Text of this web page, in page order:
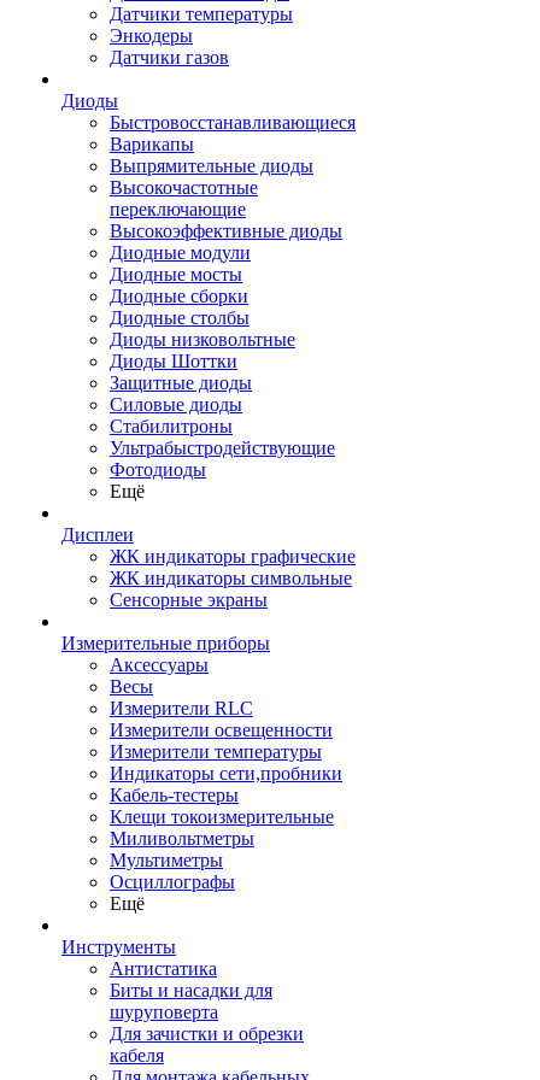
Датчики температуры
Энкодеры
Датчики газов
Диоды
Быстровосстанавливающиеся
Варикапы
Выпрямительные диоды
Высокочастотные
переключающие
Высокоэффективные диоды
Диодные модули
Диодные мосты
Диодные сборки
Диодные столбы
Диоды низковольтные
Диоды Шоттки
Защитные диоды
Силовые диоды
Стабилитроны
Ультрабыстродействующие
Фотодиоды
Ещё
Дисплеи
ЖК индикаторы графические
ЖК индикаторы символьные
Сенсорные экраны
Измерительные приборы
Аксессуары
Весы
Измерители RLC
Измерители освещенности
Измерители температуры
Индикаторы сети,пробники
Кабель-тестеры
Клещи токоизмерительные
Миливольтметры
Мультиметры
Осциллографы
Ещё
Инструменты
Антистатика
Биты и насадки для
шуруповерта
Для зачистки и обрезки
кабеля